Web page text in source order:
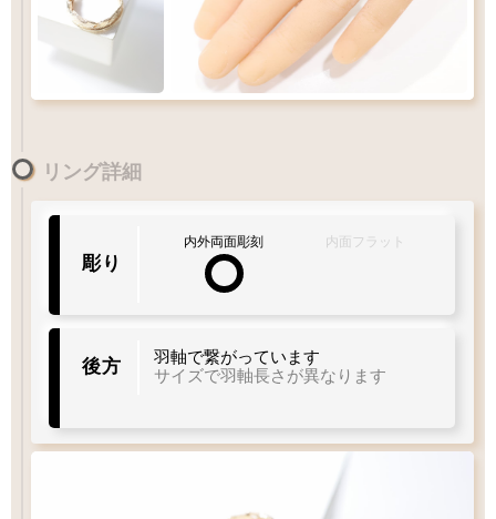
リング詳細
彫り
内外両面彫刻 内面フラット
後方
羽軸で繋がっています
サイズで羽軸長さが異なります